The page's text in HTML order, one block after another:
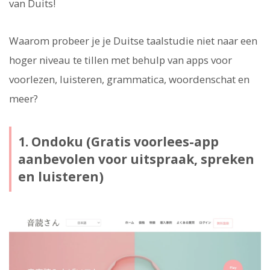
van Duits!
Waarom probeer je je Duitse taalstudie niet naar een
hoger niveau te tillen met behulp van apps voor
voorlezen, luisteren, grammatica, woordenschat en
meer?
1. Ondoku (Gratis voorlees-app
aanbevolen voor uitspraak, spreken
en luisteren)